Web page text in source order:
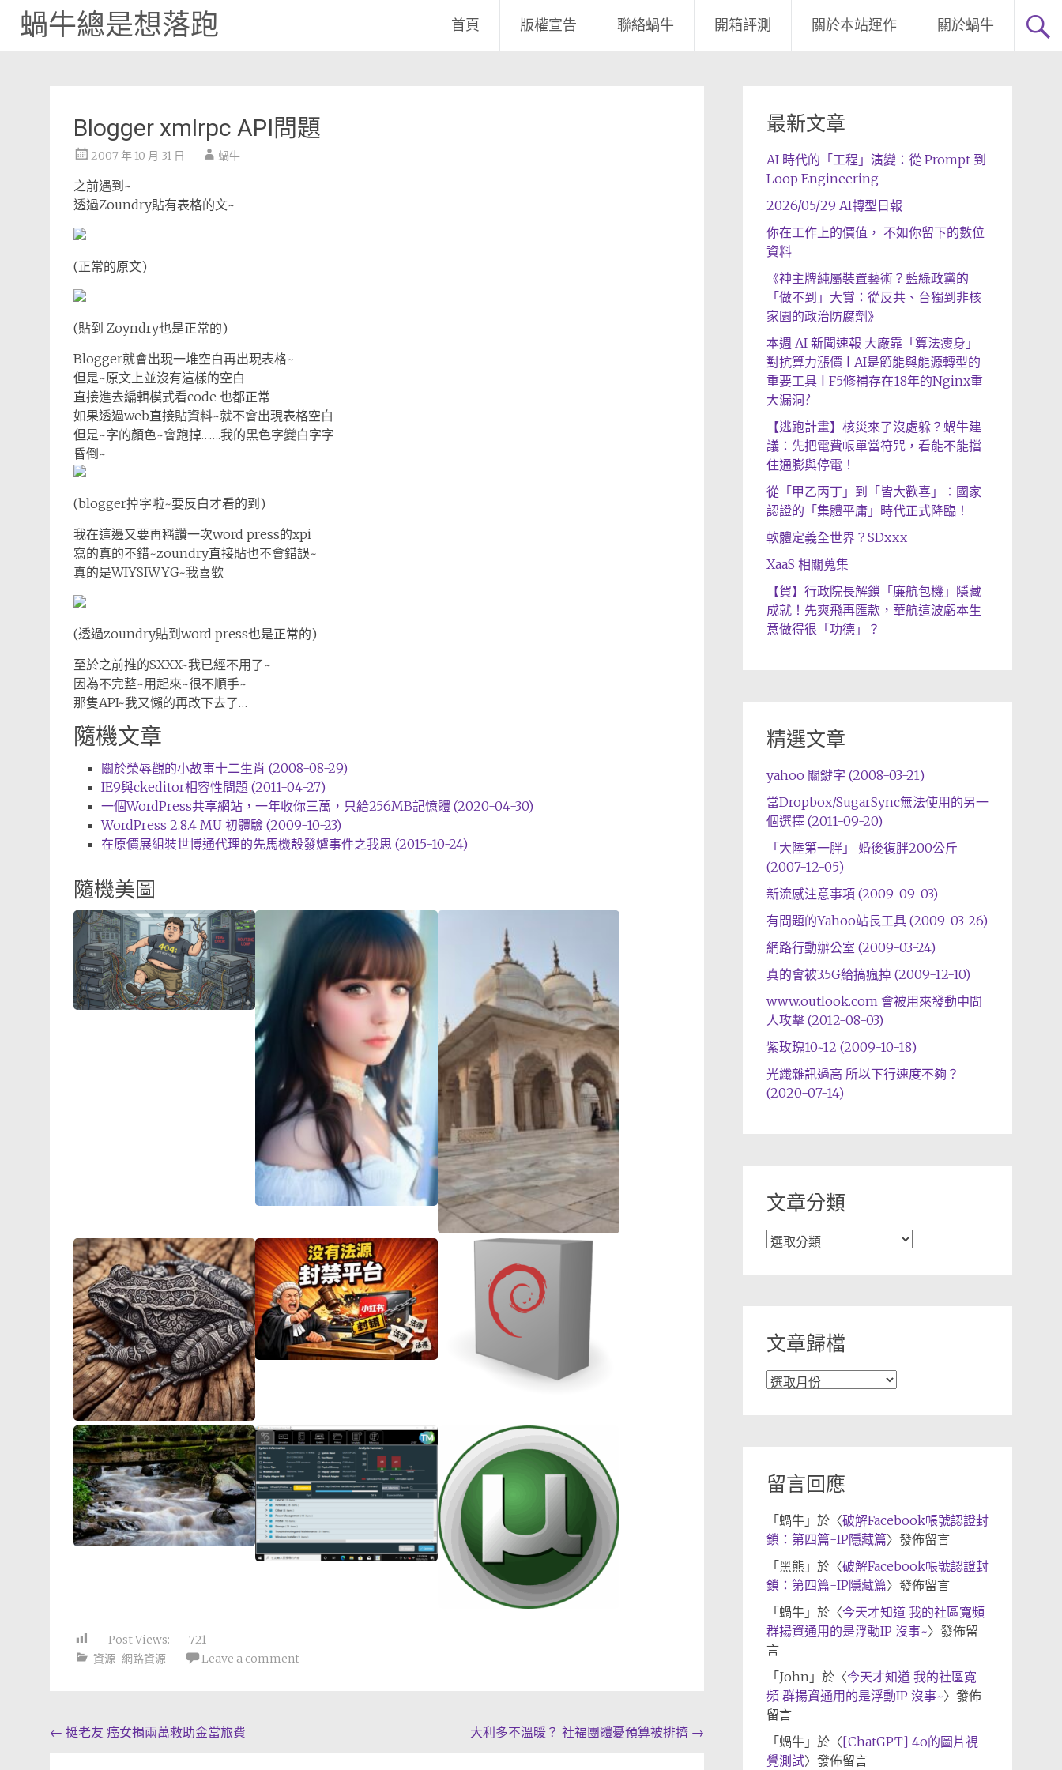
蝸牛總是想落跑 首頁 版權宣告 聯絡蝸牛 開箱評測 關於本站運作 關於蝸牛
Blogger xmlrpc API問題
2007 年 10 月 31 日 蝸牛
之前遇到~
透過Zoundry貼有表格的文~
(正常的原文)
(貼到 Zoyndry也是正常的)
Blogger就會出現一堆空白再出現表格~
但是~原文上並沒有這樣的空白
直接進去編輯模式看code 也都正常
如果透過web直接貼資料~就不會出現表格空白
但是~字的顏色~會跑掉…….我的黑色字變白字字
昏倒~
(blogger掉字啦~要反白才看的到)
我在這邊又要再稱讚一次word press的xpi
寫的真的不錯~zoundry直接貼也不會錯誤~
真的是WIYSIWYG~我喜歡
(透過zoundry貼到word press也是正常的)
至於之前推的SXXX~我已經不用了~
因為不完整~用起來~很不順手~
那隻API~我又懶的再改下去了…
隨機文章
關於榮辱觀的小故事十二生肖 (2008-08-29)
IE9與ckeditor相容性問題 (2011-04-27)
一個WordPress共享網站，一年收你三萬，只給256MB記憶體 (2020-04-30)
WordPress 2.8.4 MU 初體驗 (2009-10-23)
在原價展組裝世博通代理的先馬機殼發爐事件之我思 (2015-10-24)
隨機美圖
Post Views:
721
資源-網路資源
Leave a comment
Post
← 挺老友 癌女捐兩萬救助金當旅費 大利多不溫暖？ 社福團體憂預算被排擠 →
最新文章
AI 時代的「工程」演變：從 Prompt 到
Loop Engineering
2026/05/29 AI轉型日報
你在工作上的價值， 不如你留下的數位
資料
《神主牌純屬裝置藝術？藍綠政黨的
「做不到」大賞：從反共、台獨到非核
家園的政治防腐劑》
本週 AI 新聞速報 大廠靠「算法瘦身」
對抗算力漲價 | AI是節能與能源轉型的
重要工具 | F5修補存在18年的Nginx重
大漏洞?
【逃跑計畫】核災來了沒處躲？蝸牛建
議：先把電費帳單當符咒，看能不能擋
住通膨與停電！
從「甲乙丙丁」到「皆大歡喜」：國家
認證的「集體平庸」時代正式降臨！
軟體定義全世界？SDxxx
XaaS 相關蒐集
【賀】行政院長解鎖「廉航包機」隱藏
成就！先爽飛再匯款，華航這波虧本生
意做得很「功德」？
精選文章
yahoo 關鍵字 (2008-03-21)
當Dropbox/SugarSync無法使用的另一
個選擇 (2011-09-20)
「大陸第一胖」 婚後復胖200公斤
(2007-12-05)
新流感注意事項 (2009-09-03)
有問題的Yahoo站長工具 (2009-03-26)
網路行動辦公室 (2009-03-24)
真的會被3.5G給搞瘋掉 (2009-12-10)
www.outlook.com 會被用來發動中間
人攻擊 (2012-08-03)
紫玫瑰10~12 (2009-10-18)
光纖雜訊過高 所以下行速度不夠？
(2020-07-14)
文章分類
文
文章歸檔
文
留言回應
「 蝸牛」於〈破解Facebook帳號認證封
鎖：第四篇-IP隱藏篇〉發佈留言
「 黑熊 」於〈破解Facebook帳號認證封
鎖：第四篇-IP隱藏篇〉發佈留言
「 蝸牛」於〈今天才知道 我的社區寬頻
群揚資通用的是浮動IP 沒事~〉發佈留
言
「 John」於〈今天才知道 我的社區寬
頻 群揚資通用的是浮動IP 沒事~〉發佈
留言
「 蝸牛」於〈[ChatGPT] 4o的圖片視
覺測試〉發佈留言